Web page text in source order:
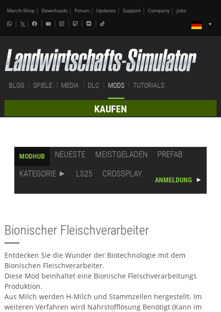
Merch-Shop Downloads Forum Updates Support Company Jobs
BLOG SPIELE MEDIA DLC MODS TUTORIALS
KAUFEN
MODHUB NEUESTE MEISTGELADEN
PREFAB
KATEGORIE
LS25 CROSSPLAY
ANMELDUNG
Bionischer Fleischverarbeiter
Entdecken Sie die Wunder der Biotechnologie mit dem
Bionischen Fleischverarbeiter.
Diese Mod beinhaltet eine Bionische Fleischverarbeitungs
Produktion.
Aus Milch werden H-Milch und Stammzellen hergestellt. Im
weiteren Verfahren wird Nährstofflösung Benötigt (Kann im